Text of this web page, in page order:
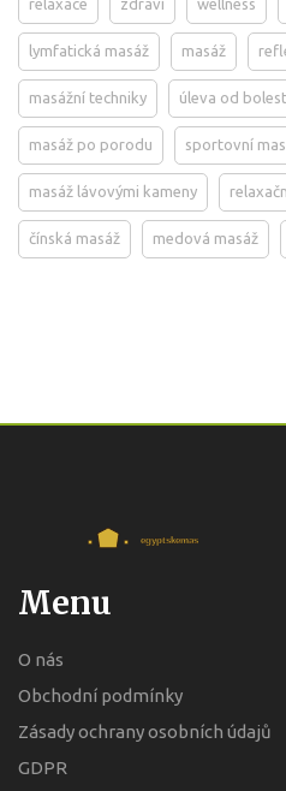
lymfatická masáž masáž
masážní techniky úleva od
masáž po porodu sportovní
masáž lávovými kameny
čínská masáž medová masáž
Menu
O nás
Obchodní podmínky
Zásady ochrany osobních údajů
GDPR